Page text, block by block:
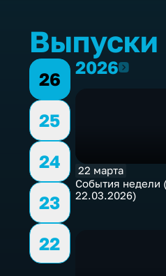
Выпуски
26
25
24
23
22
20262026
22 марта
События недели
22.03.2026)